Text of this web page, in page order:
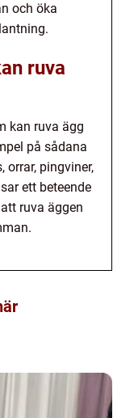
och öka
ruva
kan ruva ägg
på sådana
orrar, pingviner,
ett beteende
ruva äggen